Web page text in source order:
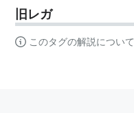
旧レガ
このタグの解説について